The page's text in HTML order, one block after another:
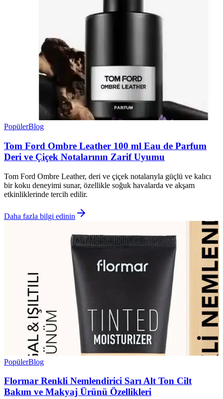
PopülerBlog
Tom Ford Ombre Leather 100 ml Eau de Parfum
Deri ve Çiçek Notalarının Zarif Uyumu
Tom Ford Ombre Leather, deri ve çiçek notalarıyla güçlü ve kalıcı
bir koku deneyimi sunar, özellikle soğuk havalarda ve akşam
etkinliklerinde tercih edilir.
Daha fazla bilgi edinin
PopülerBlog
Flormar Renkli Nemlendirici Sarı Alt Ton Cilt
Bakım ve Makyaj Ürünü Özellikleri